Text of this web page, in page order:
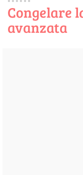
Congelare
avanzata